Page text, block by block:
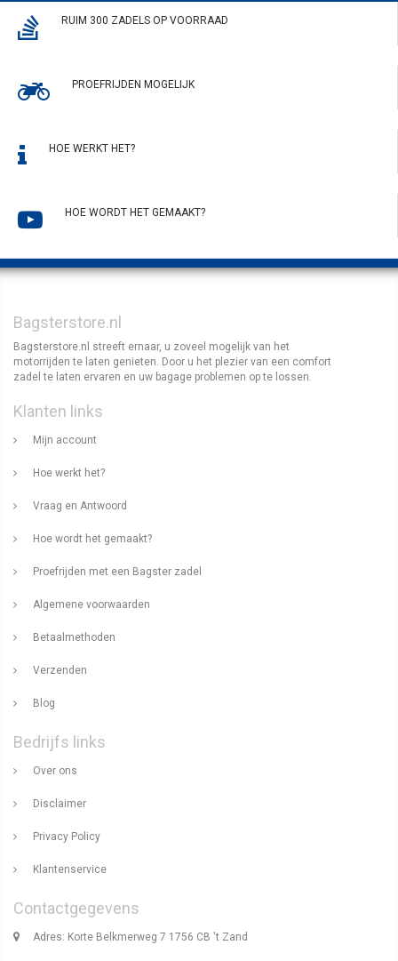
RUIM 300 ZADELS OP VOORRAAD
PROEFRIJDEN MOGELIJK
HOE WERKT HET?
HOE WORDT HET GEMAAKT?
Bagsterstore.nl
Bagsterstore.nl streeft ernaar, u zoveel mogelijk van het
motorrijden te laten genieten. Door u het plezier van een comfort
zadel te laten ervaren en uw bagage problemen op te lossen.
Klanten links
Mijn account
Hoe werkt het?
Vraag en Antwoord
Hoe wordt het gemaakt?
Proefrijden met een Bagster zadel
Algemene voorwaarden
Betaalmethoden
Verzenden
Blog
Bedrijfs links
Over ons
Disclaimer
Privacy Policy
Klantenservice
Contactgegevens
Adres: Korte Belkmerweg 7 1756 CB 't Zand